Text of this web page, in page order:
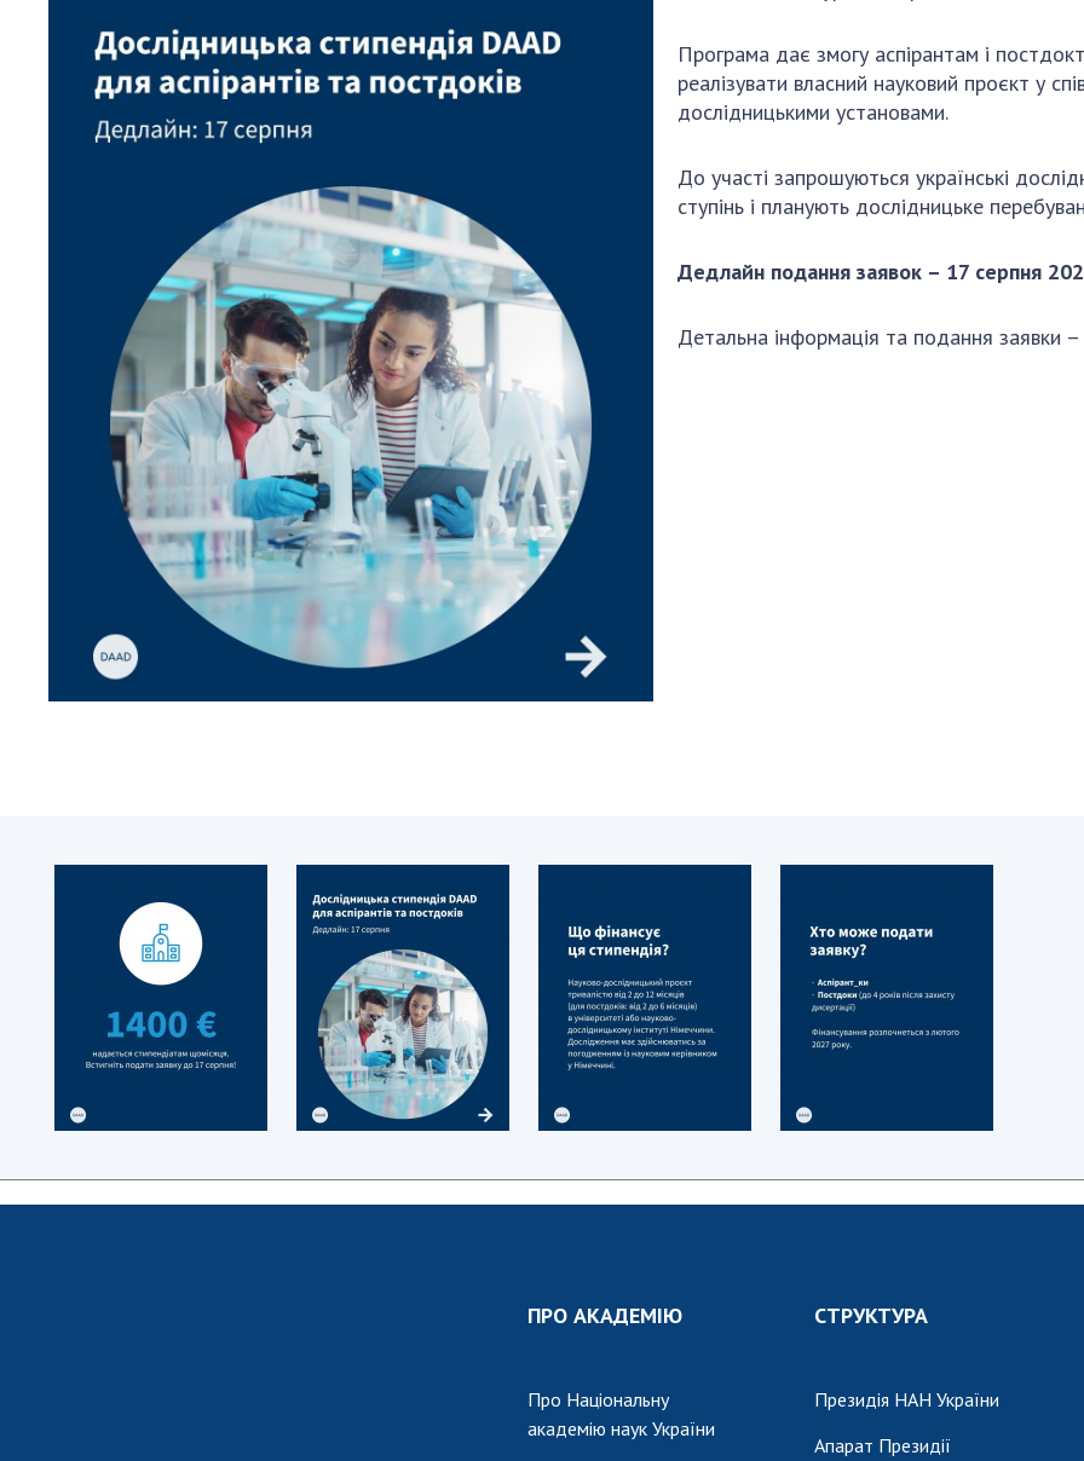
Персональний склад
Благодійний фонд
імені Бориса Патона
Національної
академії наук
України
Книга пам'яті
Установи при
Президії
Ради, комітети
Наукові центри
МОН та НАН
Громадські
Наукові
Центри
користування
приладами НАН
діяльності
Конкурси
Відкрита
Робота з
Програма дає змогу аспірантам і
реалізувати власний науковий проєкт у
дослідницькими установами.
До участі запрошуються українські
ступінь і планують дослідницьке
Дедлайн подання заявок – 17 серпня
Детальна інформація та подання заявки
ПРО АКАДЕМІЮ
Про Національну
академію наук України
СТРУКТУРА
Президія НАН України
Апарат Президії